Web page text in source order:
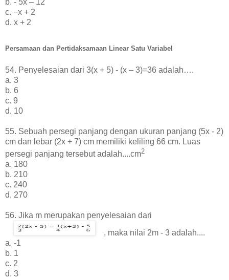
c. −x + 2
d. x + 2
Persamaan dan Pertidaksamaan Linear Satu Variabel
54. Penyelesaian dari 3(x + 5) - (x – 3)=36 adalah….
a. 3
b. 6
c. 9
d. 10
55. Sebuah persegi panjang dengan ukuran panjang (5x - 2)
cm dan lebar (2x + 7) cm memiliki keliling 66 cm. Luas
persegi panjang tersebut adalah....cm2
a. 180
b. 210
c. 240
d. 270
56. Jika m merupakan penyelesaian dari
, maka nilai 2m - 3 adalah....
a. -1
b. 1
c. 2
d. 3